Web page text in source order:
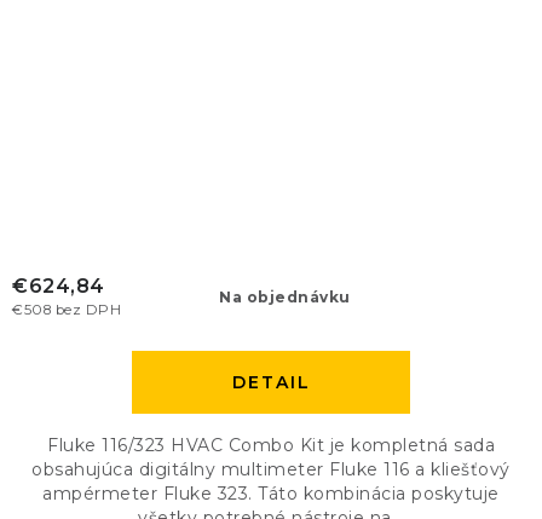
Na objednávku
€508 bez DPH
€624,84
DETAIL
Fluke 116/323 HVAC Combo Kit je kompletná sada
obsahujúca digitálny multimeter Fluke 116 a kliešťový
ampérmeter Fluke 323. Táto kombinácia poskytuje